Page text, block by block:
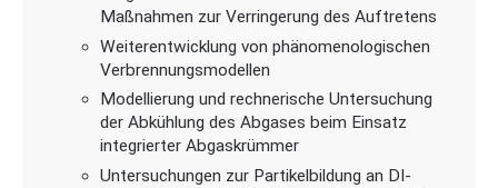
Maßnahmen zur Verringerung des Auftretens
Weiterentwicklung von phänomenologischen
Verbrennungsmodellen
Modellierung und rechnerische Untersuchung
der Abkühlung des Abgases beim Einsatz
integrierter Abgaskrümmer
Untersuchungen zur Partikelbildung an DI-